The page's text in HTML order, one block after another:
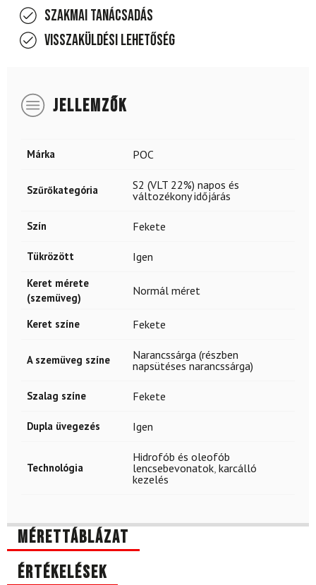
Szakmai tanácsadás
Visszaküldési lehetőség
JELLEMZŐK
Márka POC
Szűrőkategória
S2 (VLT 22%) napos és
változékony időjárás
Szín Fekete
Tükrözött Igen
Keret mérete
(szemüveg)
Normál méret
Keret színe Fekete
A szemüveg színe
Narancssárga (részben
napsütéses narancssárga)
Szalag színe Fekete
Dupla üvegezés Igen
Technológia
Hidrofób és oleofób
lencsebevonatok karcálló
kezelés
Mérettáblázat
Értékelések